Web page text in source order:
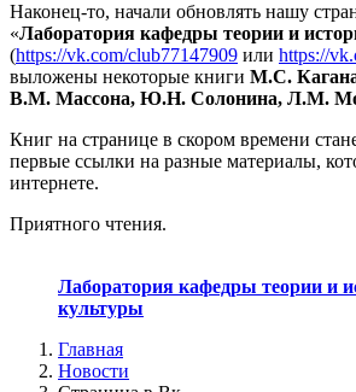
Наконец-то, начали обновлять нашу
«Лаборатория кафедры теории и
(https://vk.com/club77147909 или https://
выложены некоторые книги М.С.
В.М. Массона, Ю.Н. Солонина, Л.М.
Книг на странице в скором времени
первые ссылки на разные материалы,
интернете.
Приятного чтения.
Лаборатория кафедры теории и
культуры
Главная
Новости